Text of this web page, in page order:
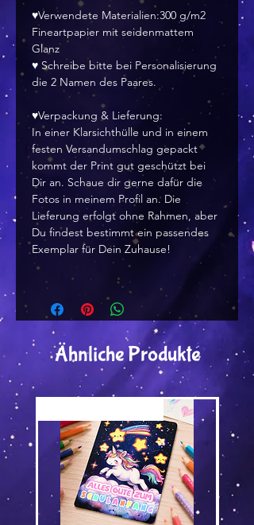
♥Verwendete Materialien:300 g/m2
Fineartpapier mit seidenmattem
Glanz
♥ Schreibe bitte bei Personalisierung
die 2 Namen des Paares.
♥Verpackung & Lieferung:
In einer Klarsichthülle und in einem
festen Versandumschlag gepackt
kommt der Print gut geschützt bei
Dir an. Schaue dir gerne dafür die
Fotos in meinem Profil an. Die
Lieferung erfolgt ohne Rahmen, aber
Du findest bestimmt ein passendes
Exemplar für Dein Zuhause!
Ähnliche Produkte